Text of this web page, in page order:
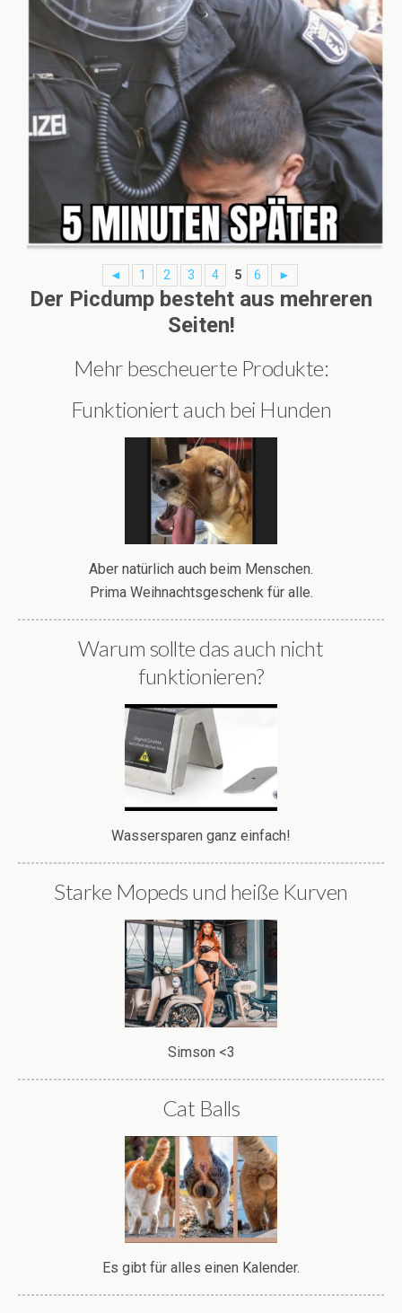
◄ 1 2 3 4 5 6 ►
Der Picdump besteht aus mehreren
Seiten!
Mehr bescheuerte Produkte:
Funktioniert auch bei Hunden
Aber natürlich auch beim Menschen.
Prima Weihnachtsgeschenk für alle.
Warum sollte das auch nicht
funktionieren?